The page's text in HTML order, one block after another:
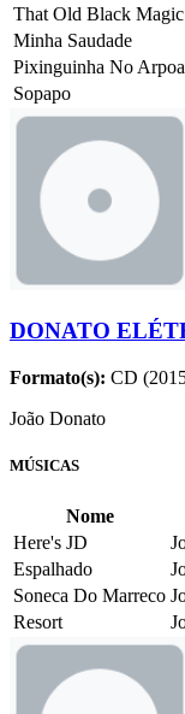
That Old Black Magic
Minha Saudade
Pixinguinha No
Sopapo
DONATO
Formato(s): CD
João Donato
MÚSICAS
Nome
Here's JD
Espalhado
Soneca Do Marreco
Resort